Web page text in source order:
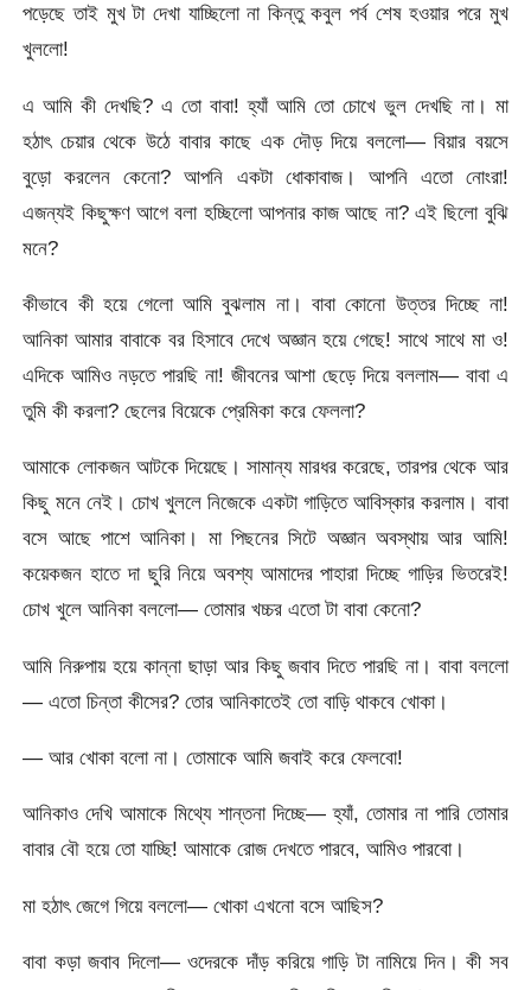
পড়েছে তাই মুখ টা দেখা যাচ্ছিলো না কিন্তু কবুল পর্ব শেষ হওয়ার পরে মুখ
খুললো!
এ আমি কী দেখছি? এ তো বাবা! হ্যাঁ আমি তো চোখে ভুল দেখছি না। মা
হঠাৎ চেয়ার থেকে উঠে বাবার কাছে এক দৌড় দিয়ে বললো— বিয়ার বয়সে
বুড়ো করলেন কেনো? আপনি একটা ধোকাবাজ। আপনি এতো নোংরা!
এজন্যই কিছুক্ষণ আগে বলা হচ্ছিলো আপনার কাজ আছে না? এই ছিলো বুঝি
মনে?
কীভাবে কী হয়ে গেলো আমি বুঝলাম না। বাবা কোনো উত্তর দিচ্ছে না!
আনিকা আমার বাবাকে বর হিসাবে দেখে অজ্ঞান হয়ে গেছে! সাথে সাথে মা ও!
এদিকে আমিও নড়তে পারছি না! জীবনের আশা ছেড়ে দিয়ে বললাম— বাবা এ
তুমি কী করলা? ছেলের বিয়েকে প্রেমিকা করে ফেললা?
আমাকে লোকজন আটকে দিয়েছে। সামান্য মারধর করেছে, তারপর থেকে আর
কিছু মনে নেই। চোখ খুললে নিজেকে একটা গাড়িতে আবিস্কার করলাম। বাবা
বসে আছে পাশে আনিকা। মা পিছনের সিটে অজ্ঞান অবস্থায় আর আমি!
কয়েকজন হাতে দা ছুরি নিয়ে অবশ্য আমাদের পাহারা দিচ্ছে গাড়ির ভিতরেই!
চোখ খুলে আনিকা বললো— তোমার খচ্চর এতো টা বাবা কেনো?
আমি নিরুপায় হয়ে কান্না ছাড়া আর কিছু জবাব দিতে পারছি না। বাবা বললো
— এতো চিন্তা কীসের? তোর আনিকাতেই তো বাড়ি থাকবে খোকা।
— আর খোকা বলো না। তোমাকে আমি জবাই করে ফেলবো!
আনিকাও দেখি আমাকে মিথ্যে শান্তনা দিচ্ছে— হ্যাঁ, তোমার না পারি তোমার
বাবার বৌ হয়ে তো যাচ্ছি! আমাকে রোজ দেখতে পারবে, আমিও পারবো।
মা হঠাৎ জেগে গিয়ে বললো— খোকা এখনো বসে আছিস?
বাবা কড়া জবাব দিলো— ওদেরকে দাঁড় করিয়ে গাড়ি টা নামিয়ে দিন। কী সব